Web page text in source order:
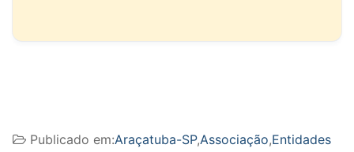
Publicado em:Araçatuba-SP,Associação,Entidades